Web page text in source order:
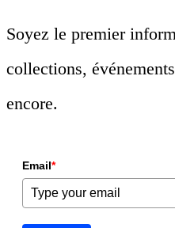
Soyez le premier
collections,
encore.
Email*